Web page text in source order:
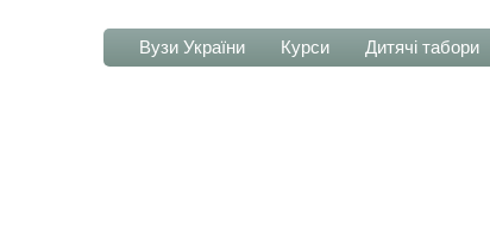
Вузи України Курси Дитячі табори